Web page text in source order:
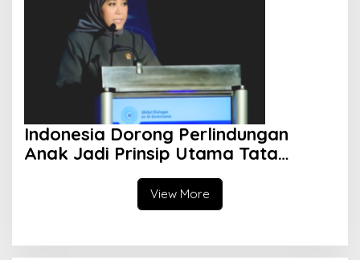
Indonesia Dorong Perlindungan
Anak Jadi Prinsip Utama Tata
Kelola AI Global
View More